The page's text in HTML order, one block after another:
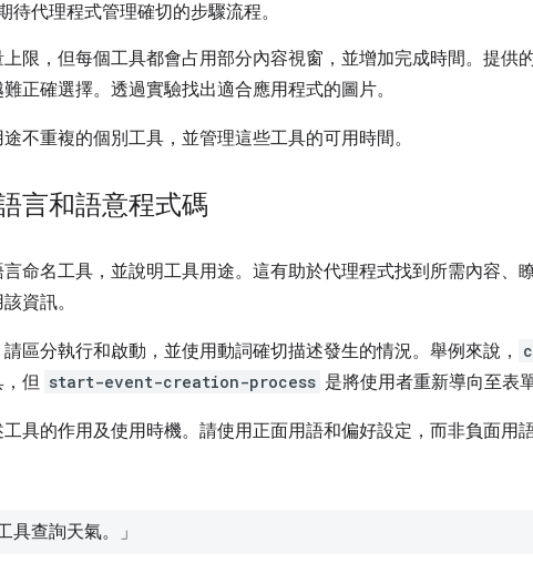
待代理程式管理確切的步驟流程。
限，但每個工具都會占用部分內容視窗，並增加完成時間。提供
正確選擇。透過實驗找出適合應用程式的圖片。
不重複的個別工具，並管理這些工具的可用時間。
言和語意程式碼
命名工具，並說明工具用途。這有助於代理程式找到所需內容、
資訊。
區分執行和啟動，並使用動詞確切描述發生的情況。舉例來說，
，但 start-event-creation-process 是將使用者重新導向至表
具的作用及使用時機。請使用正面用語和偏好設定，而非負面用語
具查詢天氣。」